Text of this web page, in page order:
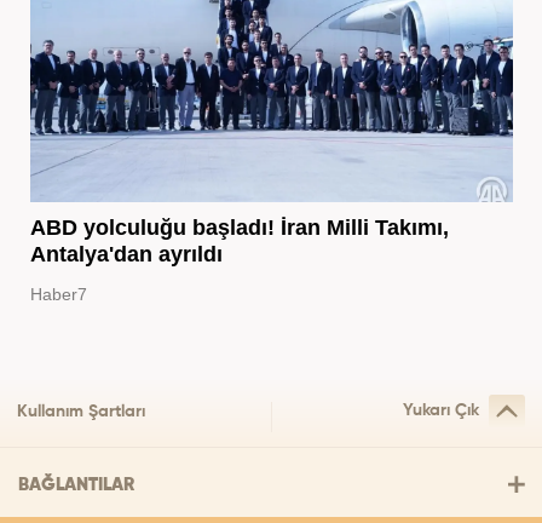
ABD yolculuğu başladı! İran Milli Takımı,
Antalya'dan ayrıldı
Haber7
Kullanım Şartları Yukarı Çık
BAĞLANTILAR